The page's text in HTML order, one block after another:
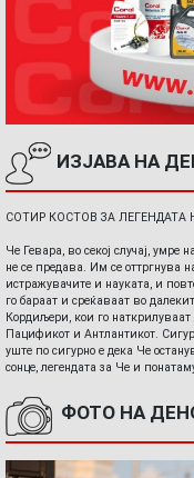
ИЗЈАВА НА
СОТИР КОСТОВ ЗА ЛЕГЕНДАТА
Че Гевара, во секој случај, умре
не се предава. Им се оттргнува
истражувачите и науката, и
го бараат и среќаваат во
Кордиљери, кои го
Пацификот и Антлантикот.
уште по сигурно е дека Че
сонце, легендата за Че и
ФОТО НА